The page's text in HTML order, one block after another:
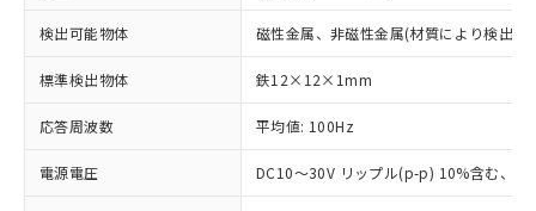
検出可能物体 磁性金属、非磁性金属(材質により検出距
標準検出物体 鉄12×12×1mm
応答周波数 平均値: 100Hz
電源電圧 DC10～30V リップル(p-p) 10%含む、